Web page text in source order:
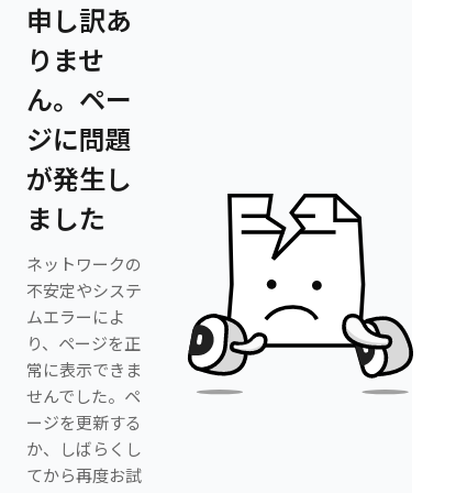
申し訳あ
りませ
ん。ペー
ジに問題
が発生し
ました
ネットワークの
不安定やシステ
ムエラーによ
り、ページを正
常に表示できま
せんでした。ペ
ージを更新する
か、しばらくし
てから再度お試